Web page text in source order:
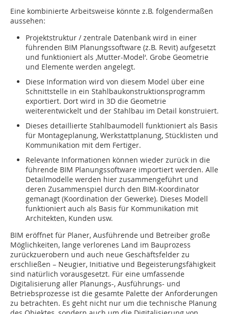
Eine kombinierte Arbeitsweise könnte z.B. folgendermaßen
aussehen:
Projektstruktur / zentrale Datenbank wird in einer
führenden BIM Planungssoftware (z.B. Revit) aufgesetzt
und funktioniert als ‚Mutter-Model‘. Grobe Geometrie
und Elemente werden angelegt.
Diese Information wird von diesem Model über eine
Schnittstelle in ein Stahlbaukonstruktionsprogramm
exportiert. Dort wird in 3D die Geometrie
weiterentwickelt und der Stahlbau im Detail konstruiert.
Dieses detaillierte Stahlbaumodell funktioniert als Basis
für Montageplanung, Werkstattplanung, Stücklisten und
Kommunikation mit dem Fertiger.
Relevante Informationen können wieder zurück in die
führende BIM Planungssoftware importiert werden. Alle
Detailmodelle werden hier zusammengeführt und
deren Zusammenspiel durch den BIM-Koordinator
gemanagt (Koordination der Gewerke). Dieses Modell
funktioniert auch als Basis für Kommunikation mit
Architekten, Kunden usw.
BIM eröffnet für Planer, Ausführende und Betreiber große
Möglichkeiten, lange verlorenes Land im Bauprozess
zurückzuerobern und auch neue Geschäftsfelder zu
erschließen – Neugier, Initiative und Begeisterungsfähigkeit
sind natürlich vorausgesetzt. Für eine umfassende
Digitalisierung aller Planungs-, Ausführungs- und
Betriebsprozesse ist die gesamte Palette der Anforderungen
zu betrachten. Es geht nicht nur um die technische Planung